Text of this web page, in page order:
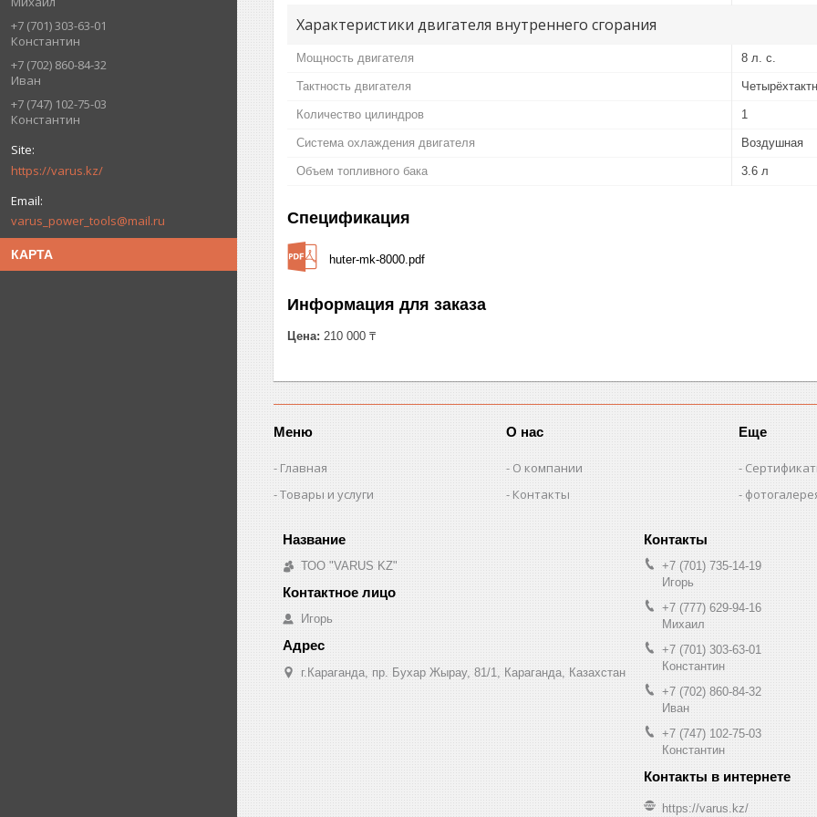
+7 (701) 303-63-01
Константин
+7 (702) 860-84-32
Иван
+7 (747) 102-75-03
Константин
https://varus.kz/
varus_power_tools@mail.ru
КАРТА
Характеристики двигателя внутреннего сгорания
Мощность двигателя 8 л. с.
Тактность двигателя
Количество цилиндров 1
Система охлаждения двигателя Воздушная
Объем топливного бака 3.6 л
Спецификация
huter-mk-8000.pdf
Информация для заказа
Цена: 210 000 ₸
Меню
Главная
Товары и услуги
О нас
О компании
Контакты
Еще
ТОО "VARUS KZ"
Игорь
г.Караганда, пр. Бухар Жырау, 81/1, Караганда, Казахстан
+7 (701) 735-14-19
Игорь
+7 (777) 629-94-16
Михаил
+7 (701) 303-63-01
Константин
+7 (702) 860-84-32
Иван
+7 (747) 102-75-03
Константин
https://varus.kz/